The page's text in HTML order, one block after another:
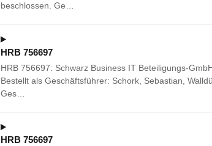
beschlossen. Ge…
HRB 756697
HRB 756697: Schwarz Business IT Beteiligungs-
Bestellt als Geschäftsführer: Schork, Sebastian,
Ges…
HRB 756697